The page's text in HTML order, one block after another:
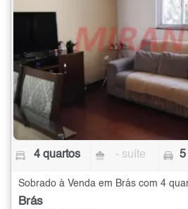
4 quartos - suíte 5
Sobrado à Venda em Brás com 4
Brás